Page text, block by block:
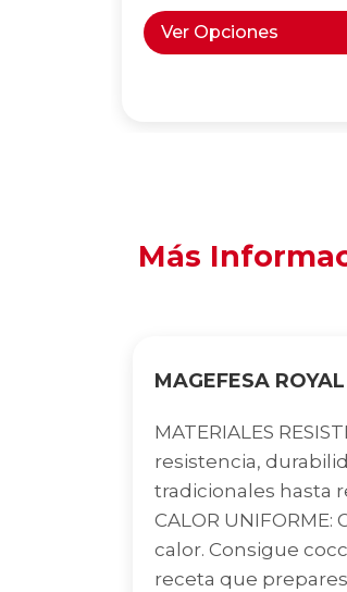
Ver Opciones
Más
MAGEFESA
MATERIALES
resistencia,
tradicionales hasta
CALOR
calor. Consigue
receta que